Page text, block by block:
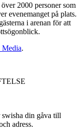
2000 personer som
evenemanget på plats.
i arenan för att
.
din gåva till
adress.